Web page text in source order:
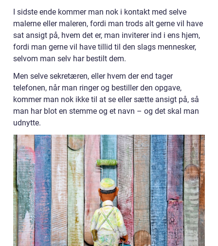
I sidste ende kommer man nok i kontakt med selve
malerne eller maleren, fordi man trods alt gerne vil have
sat ansigt på, hvem det er, man inviterer ind i ens hjem,
fordi man gerne vil have tillid til den slags mennesker,
selvom man selv har bestilt dem.
Men selve sekretæren, eller hvem der end tager
telefonen, når man ringer og bestiller den opgave,
kommer man nok ikke til at se eller sætte ansigt på, så
man har blot en stemme og et navn – og det skal man
udnytte.